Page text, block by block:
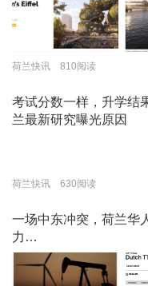
荷兰快讯 810阅读
考试分数一样，升学结
兰最新研究曝光原因
荷兰快讯 630阅读
一场中东冲突，荷兰华
力…